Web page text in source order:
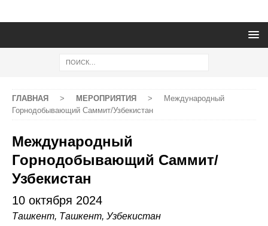
ГЛАВНАЯ > МЕРОПРИЯТИЯ >
Международный
Горнодобывающий Саммит/Узбекистан
Международный
Горнодобывающий Саммит/
Узбекистан
10 октября 2024
Ташкент, Ташкент, Узбекистан